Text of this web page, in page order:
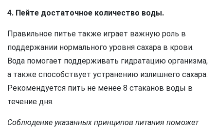
4. Пейте достаточное количество воды.
Правильное питье также играет важную роль в
поддержании нормального уровня сахара в крови.
Вода помогает поддерживать гидратацию организма,
а также способствует устранению излишнего сахара.
Рекомендуется пить не менее 8 стаканов воды в
течение дня.
Соблюдение указанных принципов питания поможет